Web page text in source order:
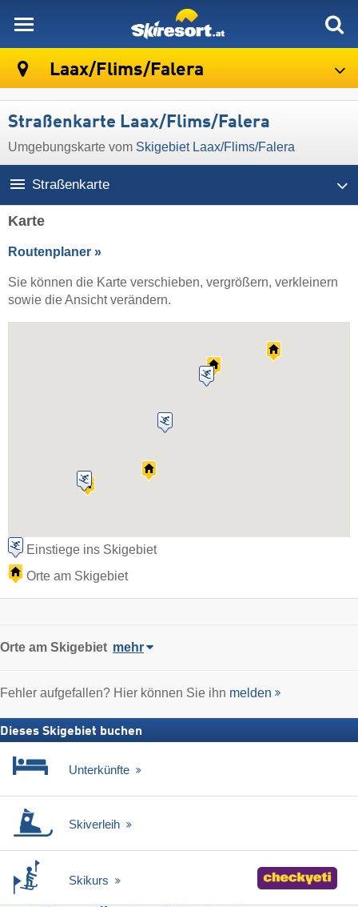
Laax/​Flims/​Falera
Straßenkarte Laax/​Flims/​Falera
Umgebungskarte vom Skigebiet Laax/​Flims/​Falera
Straßenkarte
Karte
Routenplaner »
Sie können die Karte verschieben, vergrößern, verkleinern
sowie die Ansicht verändern.
Einstiege ins Skigebiet
Orte am Skigebiet
Orte am Skigebiet mehr
Fehler aufgefallen? Hier können Sie ihn melden
Dieses Skigebiet buchen
Unterkünfte
Skiverleih
Skikurs